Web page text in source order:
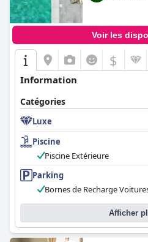
Voir les
$
Information
Catégories
Luxe
Piscine
Piscine Extérieure
Parking
Bornes de Recharge
Afficher